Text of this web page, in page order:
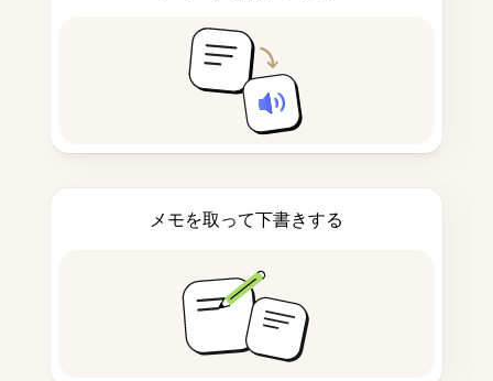
メモを取って下書きする